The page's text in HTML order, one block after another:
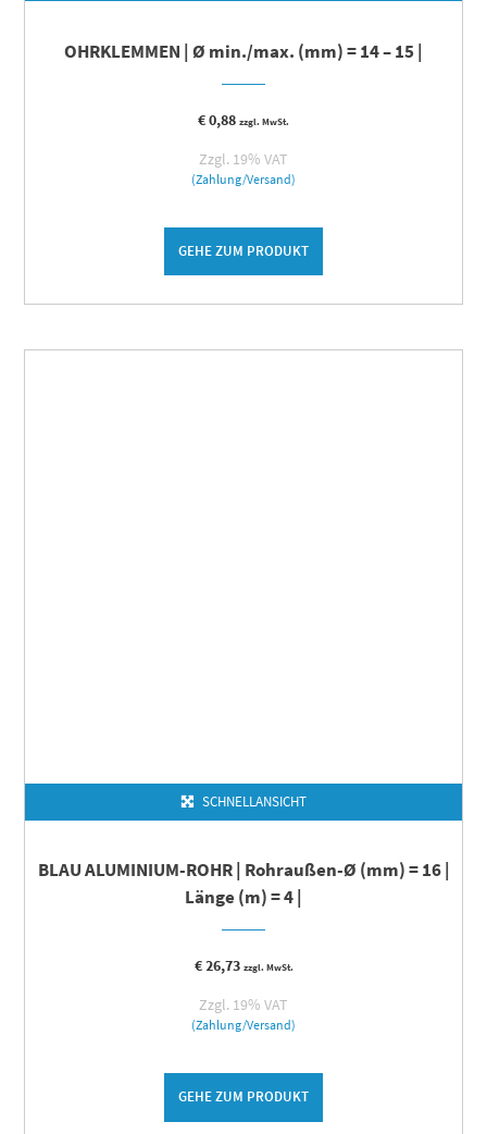
OHRKLEMMEN | Ø min./max. (mm) = 14 – 15 |
€0,88 zzgl. MwSt.
Zzgl. 19% VAT
(Zahlung/Versand)
GEHE ZUM PRODUKT
SCHNELLANSICHT
BLAU ALUMINIUM-ROHR | Rohraußen-Ø (mm) = 16 |
Länge (m) = 4 |
€26,73 zzgl. MwSt.
Zzgl. 19% VAT
(Zahlung/Versand)
GEHE ZUM PRODUKT